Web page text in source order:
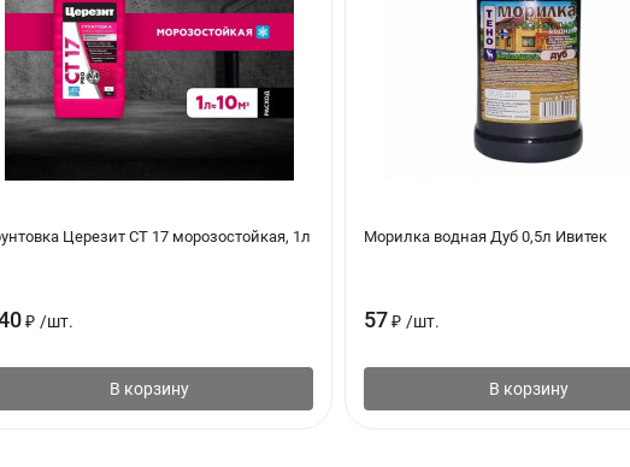
Церезит CT 17 морозостойкая, 1л
₽ /шт.
В корзину
Морилка водная Дуб 0,5л Ивитек
57 ₽ /шт.
В корзину